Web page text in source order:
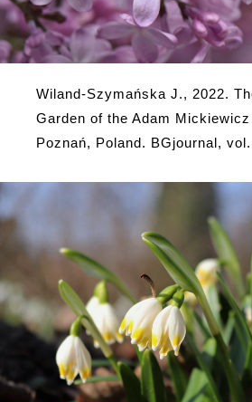
Wiland-Szymańska J., 2022.
Garden of the Adam
Poznań, Poland. BGjournal,